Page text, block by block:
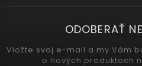
ODOBERAŤ
Vložte svoj e-mail a my Vám
o nových produktoch